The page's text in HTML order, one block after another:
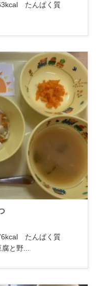
たんぱく質
たんぱく質
と野...